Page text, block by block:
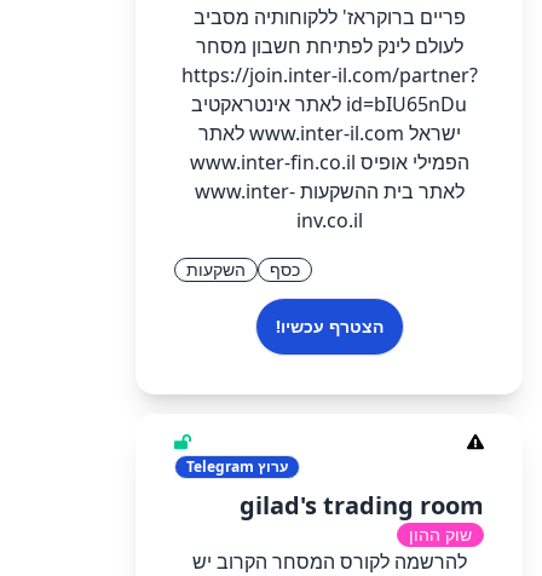
פריים ברוקראז' ללקוחותיה מסביב
לעולם לינק לפתיחת חשבון מסחר
https://join.inter-il.com/partner?
id=bIU65nDu לאתר אינטראקטיב
ישראל www.inter-il.com לאתר
הפמילי אופיס www.inter-fin.co.il
לאתר בית ההשקעות www.inter-
inv.co.il
כסף השקעות
הצטרף עכשיו!
ערוץ
gilad's trading room
שוק ההון
להרשמה לקורס המסחר הקרוב יש